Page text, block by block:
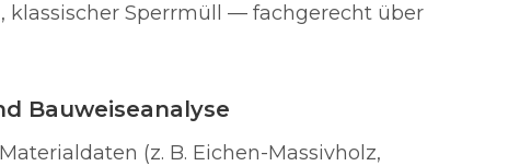
klassischer Sperrmüll — fachgerecht über
Bauweiseanalyse
(z. B. Eichen-Massivholz,